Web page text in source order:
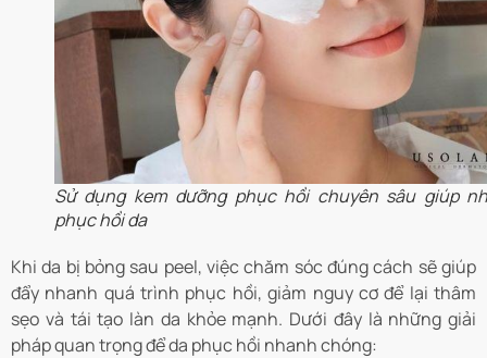
Sử dụng kem dưỡng phục hồi chuyên sâu giúp
phục hồi da
Khi da bị bỏng sau peel, việc chăm sóc đúng cách sẽ giúp
đẩy nhanh quá trình phục hồi, giảm nguy cơ để lại thâm
sẹo và tái tạo làn da khỏe mạnh. Dưới đây là những giải
pháp quan trọng để da phục hồi nhanh chóng: